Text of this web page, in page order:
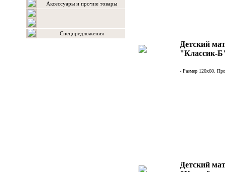
Аксессуары и прочие товары
Спецпредложения
Детский
"Классик-
- Размер 120х60.
Детский